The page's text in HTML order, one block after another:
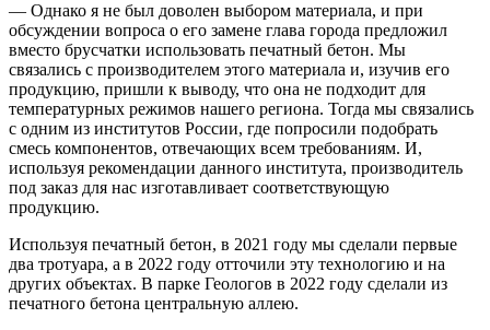
— Однако я не был доволен выбором материала, и при
обсуждении вопроса о его замене глава города предложил
вместо брусчатки использовать печатный бетон. Мы
связались с производителем этого материала и, изучив его
продукцию, пришли к выводу, что она не подходит для
температурных режимов нашего региона. Тогда мы связались
с одним из институтов России, где попросили подобрать
смесь компонентов, отвечающих всем требованиям. И,
используя рекомендации данного института, производитель
под заказ для нас изготавливает соответствующую
продукцию.
Используя печатный бетон, в 2021 году мы сделали первые
два тротуара, а в 2022 году отточили эту технологию и на
других объектах. В парке Геологов в 2022 году сделали из
печатного бетона центральную аллею.